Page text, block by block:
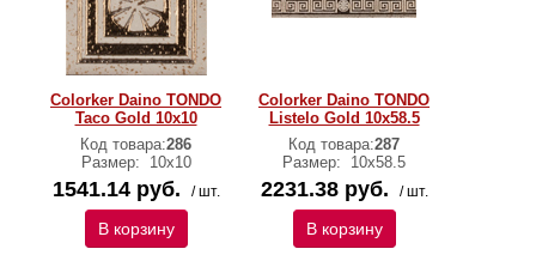
Colorker Daino TONDO
Taco Gold 10x10
Код товара:286
Размер:
10x10
1541.14 руб. / шт.
В корзину
Colorker Daino TONDO
Listelo Gold 10x58.5
Код товара:287
Размер:
10x58.5
2231.38 руб. / шт.
В корзину